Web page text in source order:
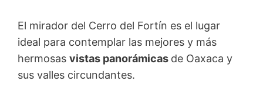
El mirador del Cerro del Fortín es el lugar
ideal para contemplar las mejores y más
hermosas vistas panorámicas de Oaxaca y
sus valles circundantes.